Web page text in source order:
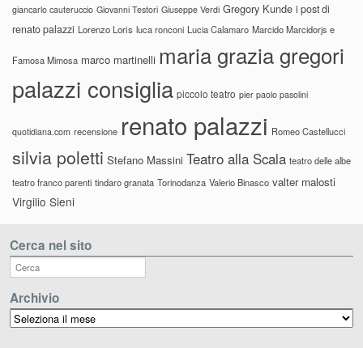
giancarlo cauteruccio Giovanni Testori Giuseppe Verdi Gregory Kunde i post di
renato palazzi Lorenzo Loris luca ronconi Lucia Calamaro Marcido Marcidorjs e
Famosa Mimosa marco martinelli maria grazia gregori
palazzi consiglia piccolo teatro pier paolo pasolini
quotidiana.com recensione renato palazzi Romeo Castellucci
silvia poletti Stefano Massini Teatro alla Scala teatro delle albe
teatro franco parenti tindaro granata Torinodanza Valerio Binasco valter malosti
Virgilio Sieni
Cerca nel sito
Archivio
Archivio